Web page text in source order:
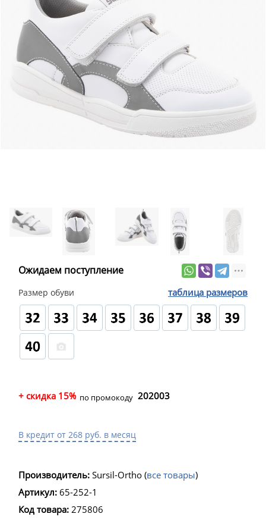
Ожидаем поступление
Размер обуви таблица размеров
+ скидка 15% по промокоду 202003
В кредит от 268 руб. в месяц
Производитель: Sursil-Ortho (все товары)
Артикул: 65-252-1
Код товара: 275806